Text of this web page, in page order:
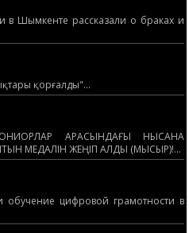
в Шымкенте рассказали о браках и
қорғалды"...
АРАСЫНДАҒЫ НЫСАНА
МЕДАЛІН ЖЕҢІП АЛДЫ (МЫСЫР)!...
обучение цифровой грамотности в